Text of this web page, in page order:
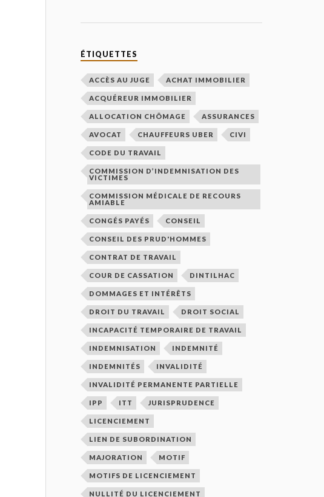
ÉTIQUETTES
ACCÈS AU JUGE ACHAT IMMOBILIER
ACQUÉREUR IMMOBILIER
ALLOCATION CHÔMAGE ASSURANCES
AVOCAT CHAUFFEURS UBER CIVI
CODE DU TRAVAIL
COMMISSION D’INDEMNISATION DES
VICTIMES
COMMISSION MÉDICALE DE RECOURS
AMIABLE
CONGÉS PAYÉS CONSEIL
CONSEIL DES PRUD'HOMMES
CONTRAT DE TRAVAIL
COUR DE CASSATION DINTILHAC
DOMMAGES ET INTÉRÊTS
DROIT DU TRAVAIL DROIT SOCIAL
INCAPACITÉ TEMPORAIRE DE TRAVAIL
INDEMNISATION INDEMNITÉ
INDEMNITÉS INVALIDITÉ
INVALIDITÉ PERMANENTE PARTIELLE
IPP ITT JURISPRUDENCE
LICENCIEMENT
LIEN DE SUBORDINATION
MAJORATION MOTIF
MOTIFS DE LICENCIEMENT
NULLITÉ DU LICENCIEMENT